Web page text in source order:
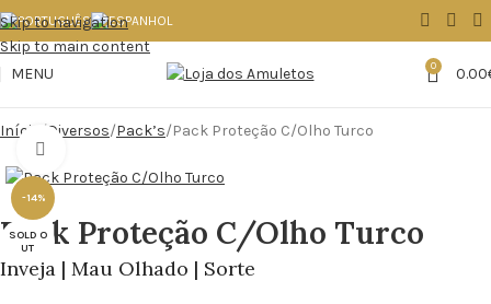
Skip to navigation
Skip to main content
MENU
0 0.00
Início Diversos Pack’s Pack Proteção C/Olho Turco
-14%
SOLD O
UT
Pack Proteção C/Olho Turco
Inveja | Mau Olhado | Sorte